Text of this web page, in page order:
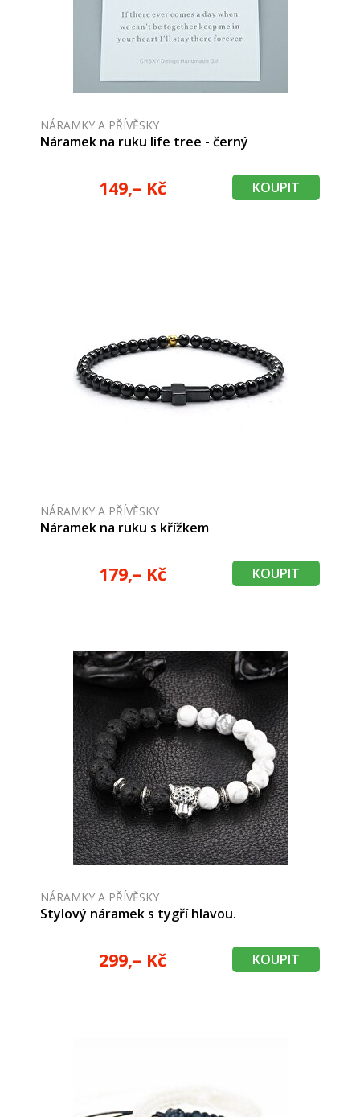
NÁRAMKY A PŘÍVĚSKY
Náramek na ruku life tree - černý
149,– Kč KOUPIT
NÁRAMKY A PŘÍVĚSKY
Náramek na ruku s křížkem
179,– Kč KOUPIT
NÁRAMKY A PŘÍVĚSKY
Stylový náramek s tygří hlavou.
299,– Kč KOUPIT